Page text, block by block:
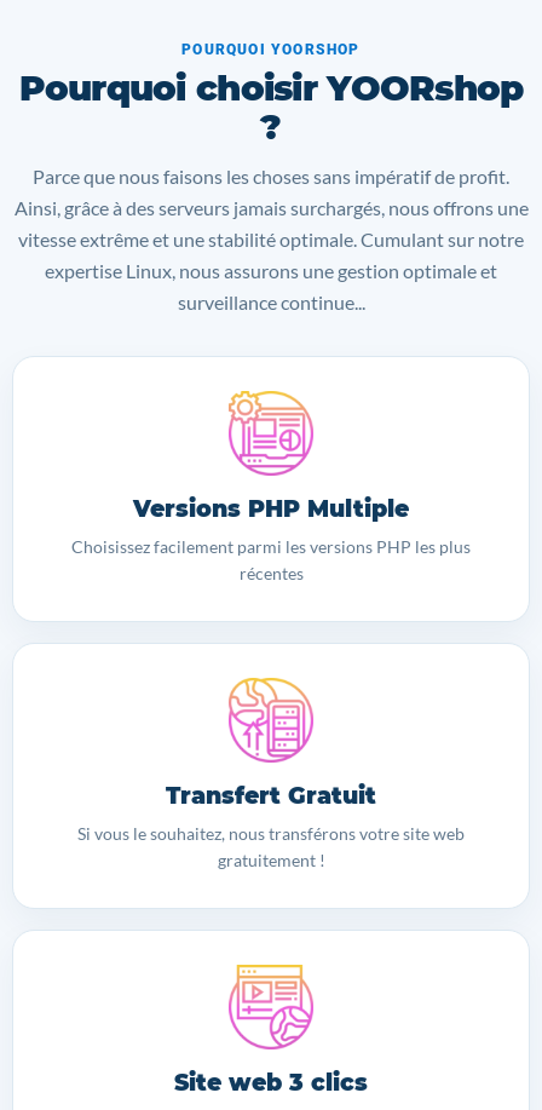
POURQUOI YOORSHOP
Pourquoi choisir YOORshop
?
Parce que nous faisons les choses sans impératif de profit.
Ainsi, grâce à des serveurs jamais surchargés, nous offrons une
vitesse extrême et une stabilité optimale. Cumulant sur notre
expertise Linux, nous assurons une gestion optimale et
surveillance continue...
Versions PHP Multiple
Choisissez facilement parmi les versions PHP les plus
récentes
Transfert Gratuit
Si vous le souhaitez, nous transférons votre site web
gratuitement !
Site web 3 clics